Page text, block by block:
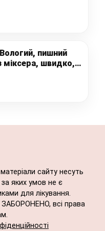
пишний
міксера, швидко,
сайту несуть
яких умов не є
для лікування.
ЗАБОРОНЕНО, всі права